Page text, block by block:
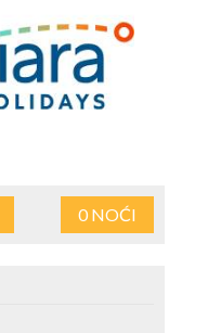
0NOĆI